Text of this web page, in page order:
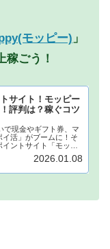
モッピー) 」
稼ごう！
サイト！モッピー
評判は？稼ぐコツ
で現金やギフト券、マ
活」がブームに！そ
ントサイト「モッピ
！モッピーに登録し、
、あなたも月1万円稼ぐ
2026.01.08